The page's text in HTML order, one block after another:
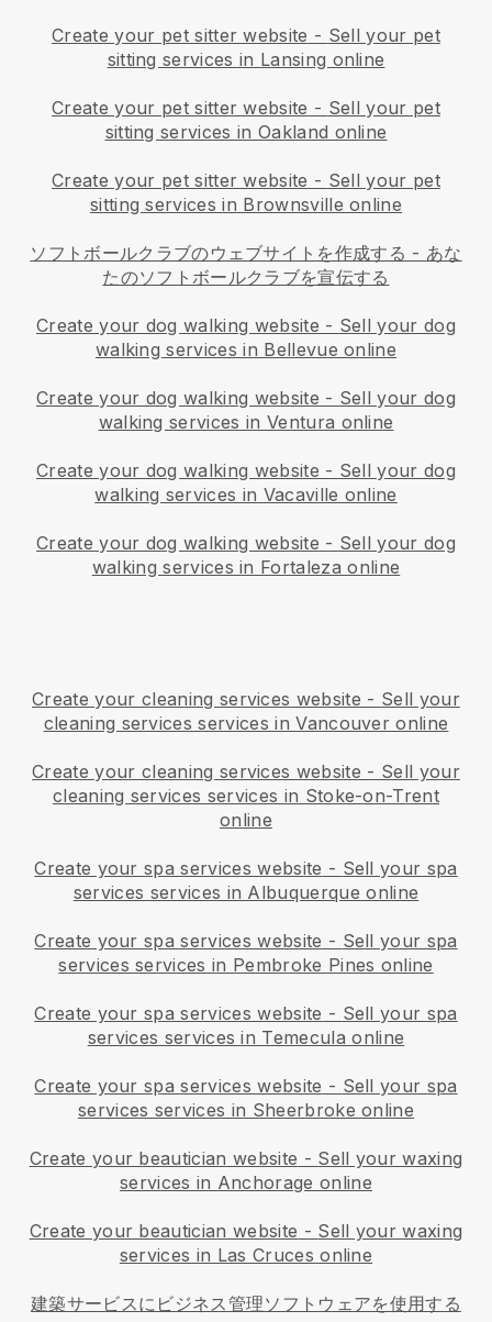
Create your pet sitter website - Sell your pet
sitting services in Lansing online
Create your pet sitter website - Sell your pet
sitting services in Oakland online
Create your pet sitter website - Sell your pet
sitting services in Brownsville online
ソフトボールクラブのウェブサイトを作成する - あな
たのソフトボールクラブを宣伝する
Create your dog walking website - Sell your dog
walking services in Bellevue online
Create your dog walking website - Sell your dog
walking services in Ventura online
Create your dog walking website - Sell your dog
walking services in Vacaville online
Create your dog walking website - Sell your dog
walking services in Fortaleza online
Create your cleaning services website - Sell your
cleaning services services in Vancouver online
Create your cleaning services website - Sell your
cleaning services services in Stoke-on-Trent
online
Create your spa services website - Sell your spa
services services in Albuquerque online
Create your spa services website - Sell your spa
services services in Pembroke Pines online
Create your spa services website - Sell your spa
services services in Temecula online
Create your spa services website - Sell your spa
services services in Sheerbroke online
Create your beautician website - Sell your waxing
services in Anchorage online
Create your beautician website - Sell your waxing
services in Las Cruces online
建築サービスにビジネス管理ソフトウェアを使用する